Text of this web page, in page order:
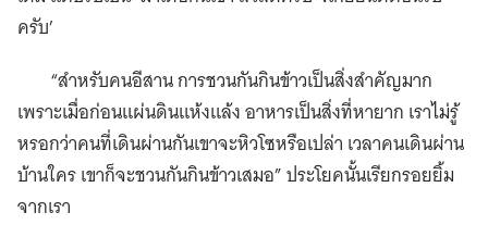
ครับ’
“สำหรับคนอีสาน การชวนกันกินข้าวเป็นสิ่งสำคัญมาก
เพราะเมื่อก่อนแผ่นดินแห้งแล้ง อาหารเป็นสิ่งที่หายาก เราไม่รู้
หรอกว่าคนที่เดินผ่านกันเขาจะหิวโซหรือเปล่า เวลาคนเดินผ่าน
บ้านใคร เขาก็จะชวนกันกินข้าวเสมอ” ประโยคนั้นเรียกรอยยิ้ม
จากเรา